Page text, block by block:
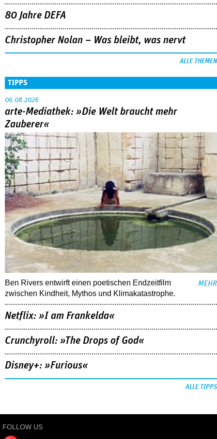
80 Jahre DEFA
Christopher Nolan – Was bleibt, was nervt
ALLE THEMEN
TIPPS
06.08.2026
arte-Mediathek: »Die Welt braucht mehr
Zauberer«
Ben Rivers entwirft einen poetischen Endzeitfilm
zwischen Kindheit, Mythos und Klimakatastrophe.
MEHR
Netflix: »I am Frankelda«
Crunchyroll: »The Drops of God«
Disney+: »Furious«
ALLE TIPPS
FOLLOW US